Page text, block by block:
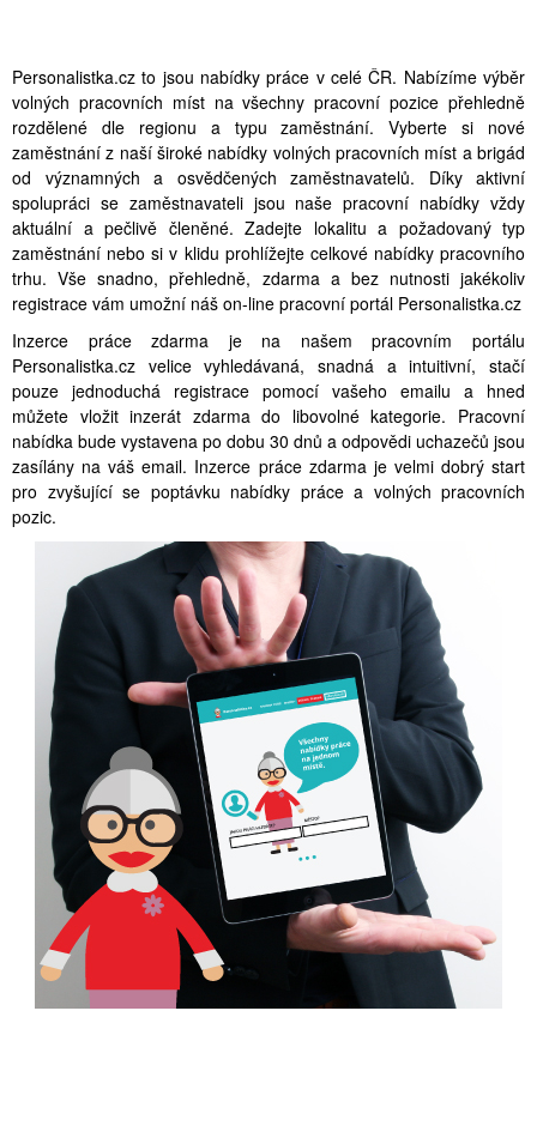
Personalistka.cz to jsou nabídky práce v celé ČR. Nabízíme výběr
volných pracovních míst na všechny pracovní pozice přehledně
rozdělené dle regionu a typu zaměstnání. Vyberte si nové
zaměstnání z naší široké nabídky volných pracovních míst a brigád
od významných a osvědčených zaměstnavatelů. Díky aktivní
spolupráci se zaměstnavateli jsou naše pracovní nabídky vždy
aktuální a pečlivě členěné. Zadejte lokalitu a požadovaný typ
zaměstnání nebo si v klidu prohlížejte celkové nabídky pracovního
trhu. Vše snadno, přehledně, zdarma a bez nutnosti jakékoliv
registrace vám umožní náš on-line pracovní portál Personalistka.cz
Inzerce práce zdarma je na našem pracovním portálu
Personalistka.cz velice vyhledávaná, snadná a intuitivní, stačí
pouze jednoduchá registrace pomocí vašeho emailu a hned
můžete vložit inzerát zdarma do libovolné kategorie. Pracovní
nabídka bude vystavena po dobu 30 dnů a odpovědi uchazečů jsou
zasílány na váš email. Inzerce práce zdarma je velmi dobrý start
pro zvyšující se poptávku nabídky práce a volných pracovních
pozic.